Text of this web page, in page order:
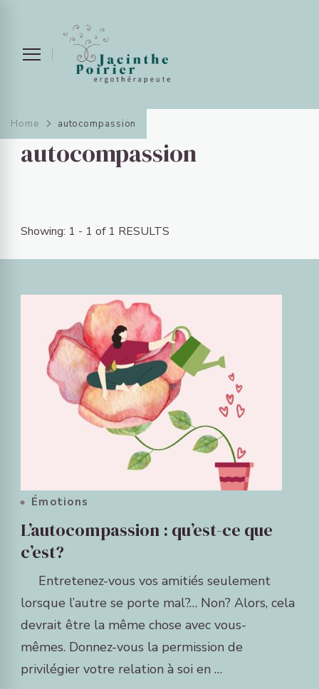
Home autocompassion
autocompassion
Showing: 1 - 1 of 1 RESULTS
Émotions
L’autocompassion : qu’est-ce que
c’est?
Entretenez-vous vos amitiés seulement
lorsque l’autre se porte mal?… Non? Alors, cela
devrait être la même chose avec vous-
mêmes. Donnez-vous la permission de
privilégier votre relation à soi en …